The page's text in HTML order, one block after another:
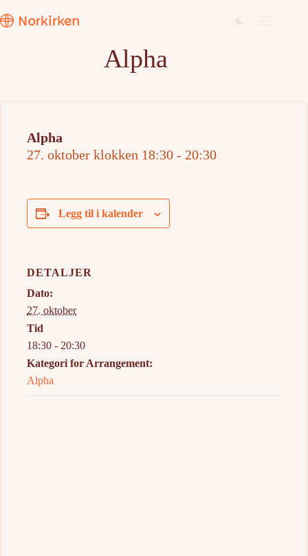
til
innholdet
Alpha
Alpha
27. oktober klokken 18:30 - 20:30
Legg til i kalender
DETALJER
Dato:
27. oktober
Tid
18:30 - 20:30
Kategori for Arrangement:
Alpha